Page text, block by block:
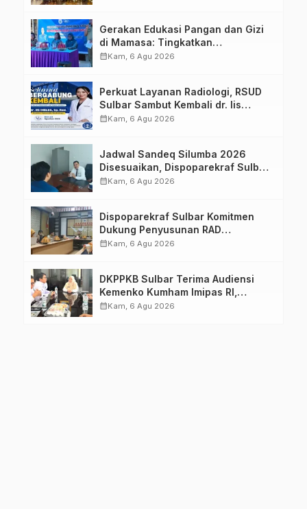
Gerakan Edukasi Pangan dan Gizi
di Mamasa: Tingkatkan
Pengetahuan dan Keterampilan
calendar_monthKam, 6 Agu 2026
Perkuat Layanan Radiologi, RSUD
Sulbar Sambut Kembali dr. Iis
Imelda, Sp.Rad
calendar_monthKam, 6 Agu 2026
Jadwal Sandeq Silumba 2026
Disesuaikan, Dispoparekraf Sulbar
Pastikan Persiapan Tetap
calendar_monthKam, 6 Agu 2026
Dispoparekraf Sulbar Komitmen
Dukung Penyusunan RAD
TPB/SDGs Sulawesi Barat
calendar_monthKam, 6 Agu 2026
DKPPKB Sulbar Terima Audiensi
Kemenko Kumham Imipas RI,
Perkuat Pelayanan Kesehatan bagi
calendar_monthKam, 6 Agu 2026